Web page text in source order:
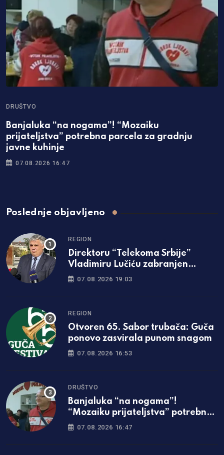
DRUŠTVO
Banjaluka “na nogama”! “Mozaiku
prijateljstva” potrebna parcela za gradnju
javne kuhinje
07.08.2026 16:47
Poslednje objavljeno
REGION
Direktoru “Telekoma Srbije”
Vladimiru Lučiću zabranjen
ulazak na Kosmet
07.08.2026 19:03
REGION
Otvoren 65. Sabor trubača: Guča
ponovo zasvirala punom snagom
07.08.2026 16:53
DRUŠTVO
Banjaluka “na nogama”!
“Mozaiku prijateljstva” potrebna
parcela za gradnju javne kuhinje
07.08.2026 16:47